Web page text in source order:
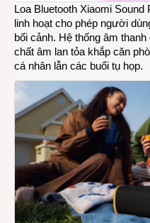
Loa Bluetooth Xiaomi
linh hoạt cho phép người
bối cảnh. Hệ thống âm
chất âm lan tỏa khắp căn
cá nhân lẫn các buổi tụ họp.